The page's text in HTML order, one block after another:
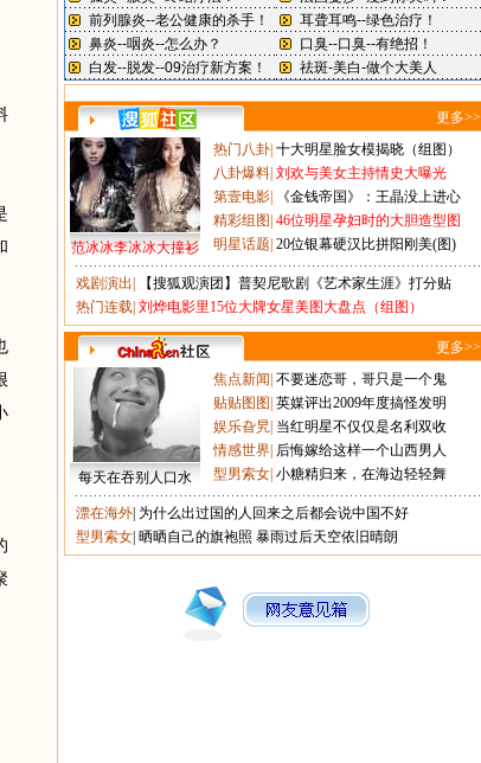
更多>>
范冰冰李冰冰大撞衫
热门八卦 十大明星脸女模揭晓（组图）
八卦爆料 刘欢与美女主持情史大曝光
第壹电影
《金钱帝国》：王晶没上进心
精彩组图 46位明星孕妇时的大胆造型图
明星话题 20位银幕硬汉比拼阳刚美(图)
戏剧演出
【搜狐观演团】普契尼歌剧《艺术家生涯》打分贴
热门连载 刘烨电影里15位大牌女星美图大盘点（组图）
更多>>
每天在吞别人口水
焦点新闻 不要迷恋哥，哥只是一个鬼
贴贴图图 英媒评出2009年度搞怪发明
娱乐旮旯 当红明星不仅仅是名利双收
情感世界 后悔嫁给这样一个山西男人
型男索女 小糖精归来，在海边轻轻舞
漂在海外 为什么出过国的人回来之后都会说中国不好
型男索女 晒晒自己的旗袍照 暴雨过后天空依旧晴朗